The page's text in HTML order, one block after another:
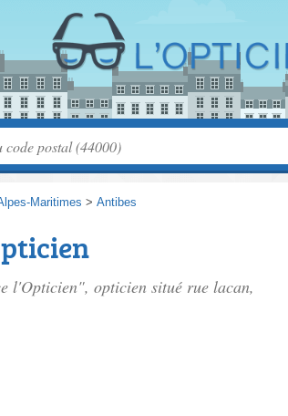
Maritimes > Antibes
l'Opticien", opticien situé rue lacan,